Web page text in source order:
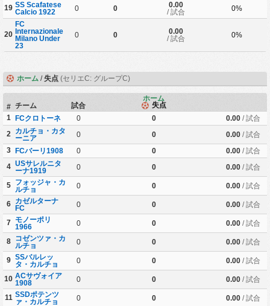
19 SS Scafatese
Calcio 1922
0 0
0.00
/ 試合
0%
20
FC
Internazionale
Milano Under
23
0 0
0.00
/ 試合
0%
ホーム /失点 (セリエC: グループC)
# チーム 試合
ホーム
失点
1 FCクロトーネ 0 0 0.00/ 試合
2
カルチョ・カタ
ーニア
0 0 0.00/ 試合
3 FCバーリ1908 0 0 0.00/ 試合
4
USサレルニタ
ーナ1919
0 0 0.00/ 試合
5
フォッジャ・カ
ルチョ
0 0 0.00/ 試合
6
カゼルターナ
FC
0 0 0.00/ 試合
7
モノーポリ
1966
0 0 0.00/ 試合
8
コゼンツァ・カ
ルチョ
0 0 0.00/ 試合
9
SSバルレッ
タ・カルチョ
0 0 0.00/ 試合
10 ACサヴォイア
1908
0 0 0.00/ 試合
11 SSDポテンツ
ァ・カルチョ
0 0 0.00/ 試合